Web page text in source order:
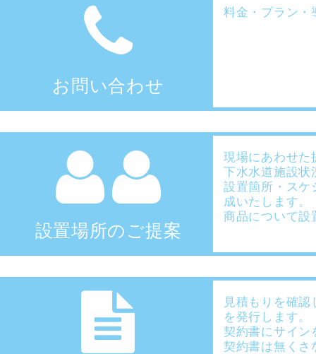
お問い合わせ
料金・プラン・
設置場所のご提案
現場にあわせた
下水水道施設状
設置箇所・スケ
成いたします。
商品について設
見積もりを確
を発行します。
契約書にサイン
契約書は無くさ